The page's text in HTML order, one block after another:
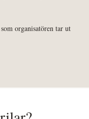
som organisatören tar ut